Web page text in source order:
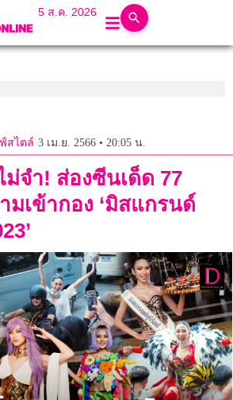
5 ส.ค. 2026
สไตล์ 3 เม.ย. 2566 • 20:05 น.
ม่จำ! ส่องซีนเด็ด 77
มเข้ากอง ‘มิสแกรนด์